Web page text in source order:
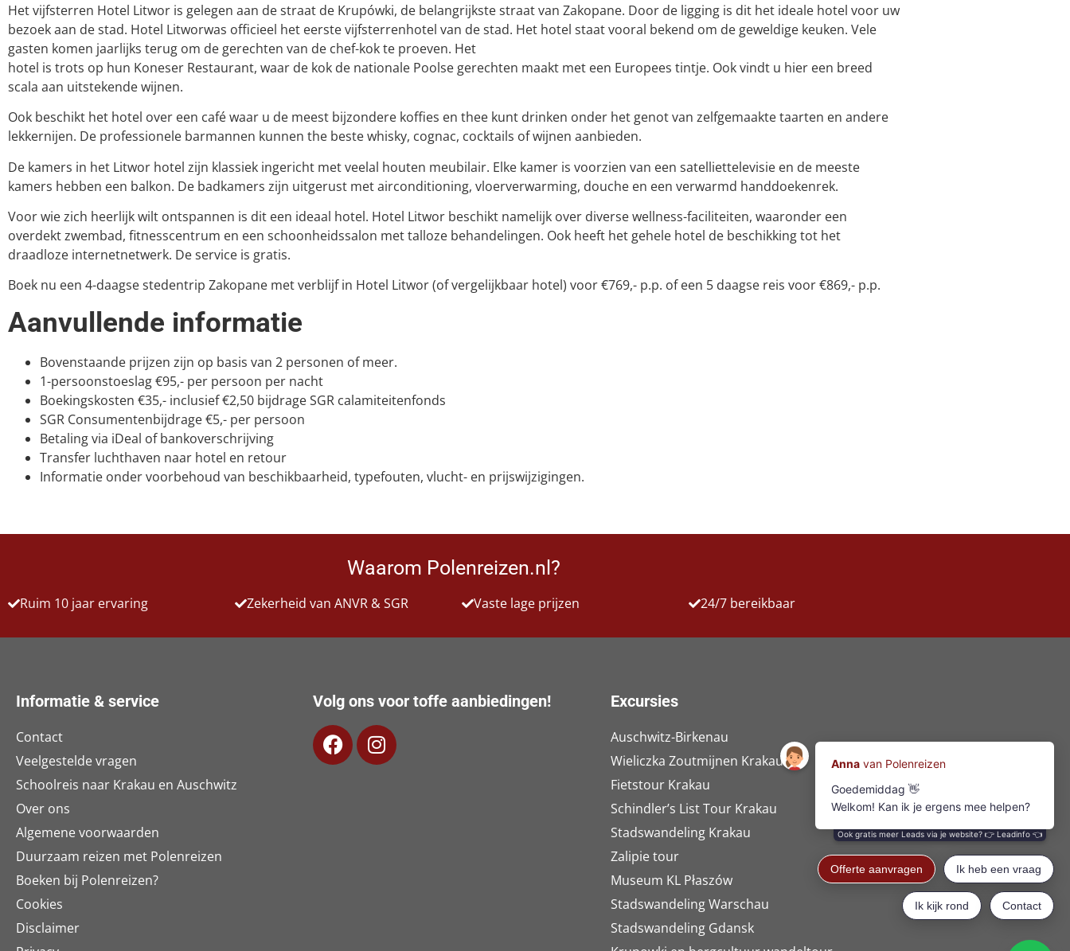
Het vijfsterren Hotel Litwor is gelegen aan de straat de Krupówki, de belangrijkste straat van Zakopane. Door de ligging is dit het ideale hotel voor uw
bezoek aan de stad. Hotel Litworwas officieel het eerste vijfsterrenhotel van de stad. Het hotel staat vooral bekend om de geweldige keuken. Vele
gasten komen jaarlijks terug om de gerechten van de chef-kok te proeven. Het
hotel is trots op hun Koneser Restaurant, waar de kok de nationale Poolse gerechten maakt met een Europees tintje. Ook vindt u hier een breed
scala aan uitstekende wijnen.
Ook beschikt het hotel over een café waar u de meest bijzondere koffies en thee kunt drinken onder het genot van zelfgemaakte taarten en andere
lekkernijen. De professionele barmannen kunnen the beste whisky, cognac, cocktails of wijnen aanbieden.
De kamers in het Litwor hotel zijn klassiek ingericht met veelal houten meubilair. Elke kamer is voorzien van een satelliettelevisie en de meeste
kamers hebben een balkon. De badkamers zijn uitgerust met airconditioning, vloerverwarming, douche en een verwarmd handdoekenrek.
Voor wie zich heerlijk wilt ontspannen is dit een ideaal hotel. Hotel Litwor beschikt namelijk over diverse wellness-faciliteiten, waaronder een
overdekt zwembad, fitnesscentrum en een schoonheidssalon met talloze behandelingen. Ook heeft het gehele hotel de beschikking tot het
draadloze internetnetwerk. De service is gratis.
Boek nu een 4-daagse stedentrip Zakopane met verblijf in Hotel Litwor (of vergelijkbaar hotel) voor €769,- p.p. of een 5 daagse reis voor €869,- p.p.
Aanvullende informatie
Bovenstaande prijzen zijn op basis van 2 personen of meer.
1-persoonstoeslag €95,- per persoon per nacht
Boekingskosten €35,- inclusief €2,50 bijdrage SGR calamiteitenfonds
SGR Consumentenbijdrage €5,- per persoon
Betaling via iDeal of bankoverschrijving
Transfer luchthaven naar hotel en retour
Informatie onder voorbehoud van beschikbaarheid, typefouten, vlucht- en prijswijzigingen.
Waarom Polenreizen.nl?
Ruim 10 jaar ervaring Zekerheid van ANVR & SGR Vaste lage prijzen 24/7 bereikbaar
Informatie & service
Contact
Veelgestelde vragen
Schoolreis naar Krakau en Auschwitz
Over ons
Algemene voorwaarden
Duurzaam reizen met Polenreizen
Boeken bij Polenreizen?
Cookies
Disclaimer
Volg ons voor toffe aanbiedingen! Excursies
Auschwitz-Birkenau
Wieliczka Zoutmijnen Krakau
Fietstour Krakau
Schindler’s List Tour Krakau
Stadswandeling Krakau
Zalipie tour
Museum KL Płaszów
Stadswandeling Warschau
Stadswandeling Gdansk